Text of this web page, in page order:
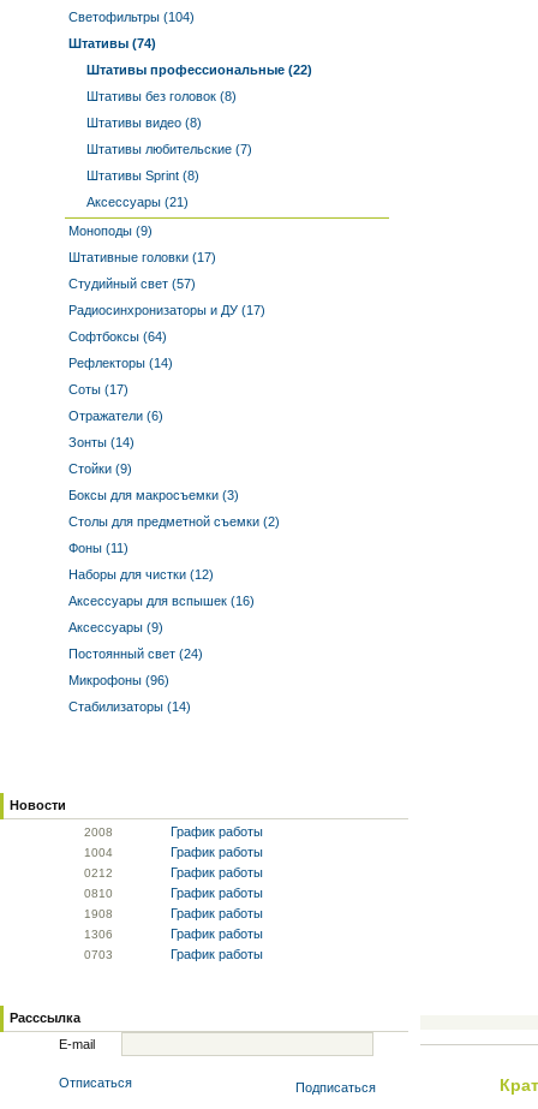
Светофильтры (104)
Штативы (74)
Штативы профессиональные (22)
Штативы без головок (8)
Штативы видео (8)
Штативы любительские (7)
Штативы Sprint (8)
Аксессуары (21)
Моноподы (9)
Штативные головки (17)
Студийный свет (57)
Радиосинхронизаторы и ДУ (17)
Софтбоксы (64)
Рефлекторы (14)
Соты (17)
Отражатели (6)
Зонты (14)
Стойки (9)
Боксы для макросъемки (3)
Столы для предметной съемки (2)
Фоны (11)
Наборы для чистки (12)
Аксессуары для вспышек (16)
Аксессуары (9)
Постоянный свет (24)
Микрофоны (96)
Стабилизаторы (14)
Новости
2008 График работы
1004 График работы
0212 График работы
0810 График работы
1908 График работы
1306 График работы
0703 График работы
Расссылка
E-mail
Отписаться Подписаться